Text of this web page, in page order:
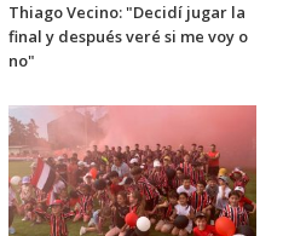
Thiago Vecino: "Decidí jugar la
final y después veré si me voy o
no"